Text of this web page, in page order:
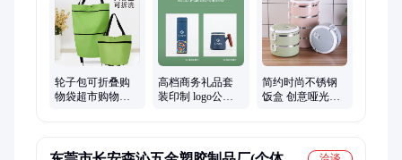
帽、干果盘、水杯ins、燃气灶、带吸管、靠背垫、玩具车、托玛
琳
轮子包可折叠购
物袋超市购物车
高档商务礼品套
装印制 logo公司
简约时尚不锈钢
饭盒 创意哑光便